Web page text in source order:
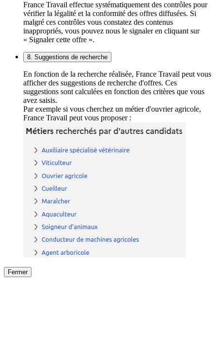
France Travail effectue systématiquement des contrôles pour
vérifier la légalité et la conformité des offres diffusées. Si
malgré ces contrôles vous constatez des contenus
inappropriés, vous pouvez nous le signaler en cliquant sur
« Signaler cette offre ».
8. Suggestions de recherche
En fonction de la recherche réalisée, France Travail peut vous
afficher des suggestions de recherche d'offres. Ces
suggestions sont calculées en fonction des critères que vous
avez saisis.
Par exemple si vous cherchez un métier d'ouvrier agricole,
France Travail peut vous proposer :
Fermer